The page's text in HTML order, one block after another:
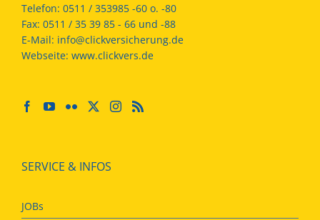
Telefon: 0511 / 353985 -60 o. -80
Fax: 0511 / 35 39 85 - 66 und -88
E-Mail: info@clickversicherung.de
Webseite: www.clickvers.de
SERVICE & INFOS
JOBs